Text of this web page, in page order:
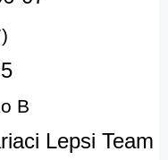
5
B
Lepsi Team